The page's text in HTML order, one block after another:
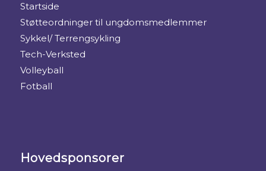
Startside
Støtteordninger til ungdomsmedlemmer
Sykkel/ Terrengsykling
Tech-Verksted
Volleyball
Fotball
Hovedsponsorer